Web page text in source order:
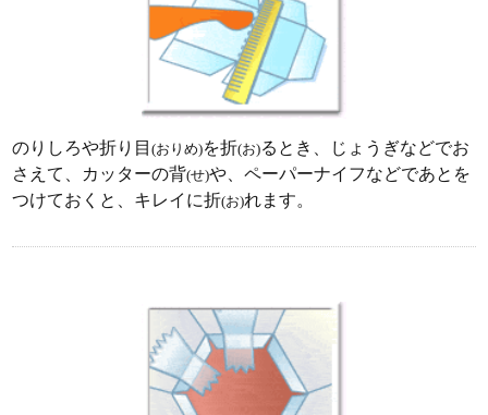
のりしろや折り目(おりめ)を折(お)るとき、じょうぎなどでお
さえて、カッターの背(せ)や、ペーパーナイフなどであとを
つけておくと、キレイに折(お)れます。